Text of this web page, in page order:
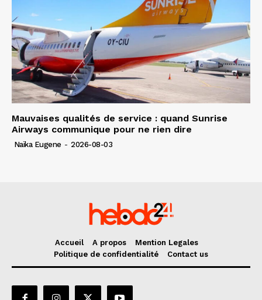
Mauvaises qualités de service : quand Sunrise
Airways communique pour ne rien dire
Naïka Eugene - 2026-08-03
Accueil A propos
Mention Legales
Politique de confidentialité
Contact us